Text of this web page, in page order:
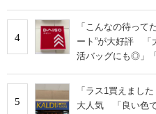
4
「こんなの待っ
ート”が大好評 「
活バッグにも◎」
5
「ラス1買えまし
大人気 「良い色